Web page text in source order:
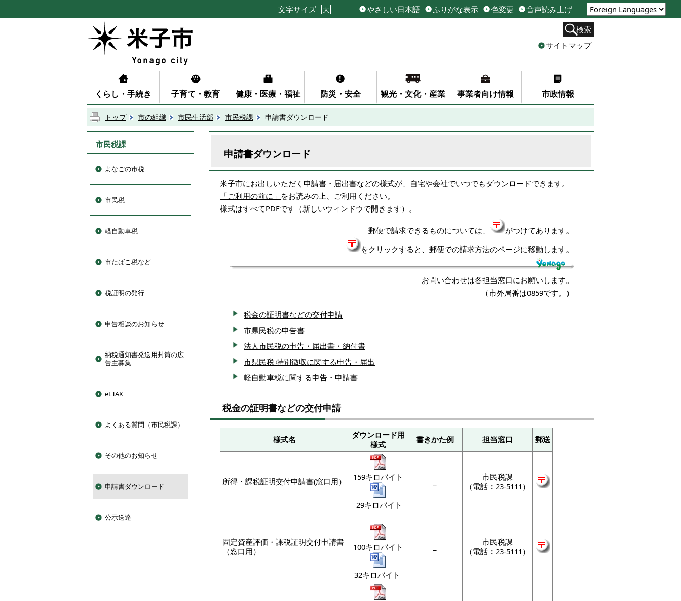
文字サイズ 大 やさしい日本語 ふりがな表示 色変更
音声読み上げ
検索
サイトマップ
くらし・手続き 子育て・教育 健康・医療・福祉 防災・安全 観光・文化・産業 事業者向け情報 市政情報
トップ 市の組織 市民生活部 市民税課 申請書ダウンロード
市民税課
よなごの市税
市民税
軽自動車税
市たばこ税など
税証明の発行
申告相談のお知らせ
納税通知書発送用封筒の広
告主募集
eLTAX
よくある質問（市民税課）
その他のお知らせ
申請書ダウンロード
公示送達
申請書ダウンロード
米子市にお出しいただく申請書・届出書などの様式が、自宅や会社でいつでもダウンロードできます。
「ご利用の前に」 をお読みの上、ご利用ください。
様式はすべてPDFです（新しいウィンドウで開きます）。
郵便で請求できるものについては、
がつけてあります。
をクリックすると、郵便での請求方法のページに移動します。
お問い合わせは各担当窓口にお願いします。
（市外局番は0859です。）
税金の証明書などの交付申請
市県民税の申告書
法人市民税の申告・届出書・納付書
市県民税 特別徴収に関する申告・届出
軽自動車税に関する申告・申請書
税金の証明書などの交付申請
様式名
ダウンロード用
様式
書きかた例 担当窓口 郵送
所得・課税証明交付申請書(窓口用） 159キロバイト
29キロバイト
市民税課
（電話：23-5111）
固定資産評価・課税証明交付申請書
（窓口用）
100キロバイト
32キロバイト
市民税課
（電話：23-5111）